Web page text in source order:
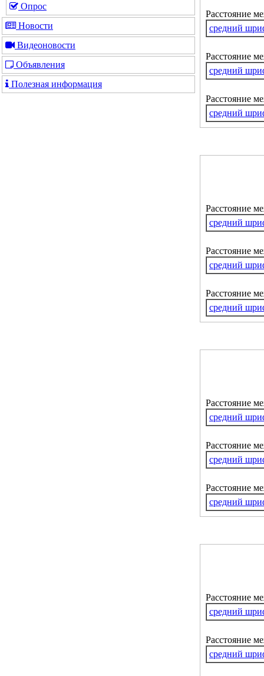
Опрос
Новости
Видеоновости
Объявления
Полезная информация
Расстояние
средний
Расстояние
средний
Расстояние
средний
Расстояние
средний
Расстояние
средний
Расстояние
средний
Расстояние
средний
Расстояние
средний
Расстояние
средний
Расстояние
средний
Расстояние
средний